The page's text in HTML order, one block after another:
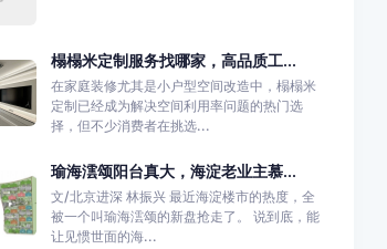
榻榻米定制服务找哪家，高品质工...
在家庭装修尤其是小户型空间改造中，榻榻米
定制已经成为解决空间利用率问题的热门选
择，但不少消费者在挑选...
瑜海澐颂阳台真大，海淀老业主慕...
文/北京进深 林振兴 最近海淀楼市的热度，全
被一个叫瑜海澐颂的新盘抢走了。 说到底，能
让见惯世面的海...